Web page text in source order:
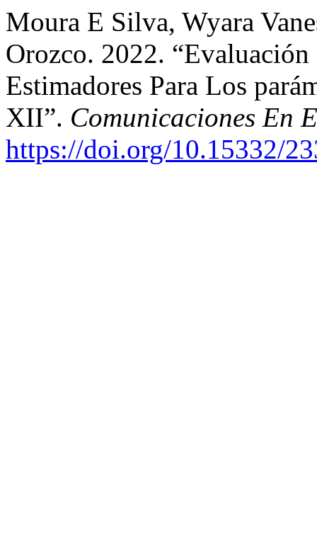
Moura E Silva, Wyara
Orozco. 2022.
Estimadores Para Los
XII”. Comunicaciones En
https://doi.org/10.15332/